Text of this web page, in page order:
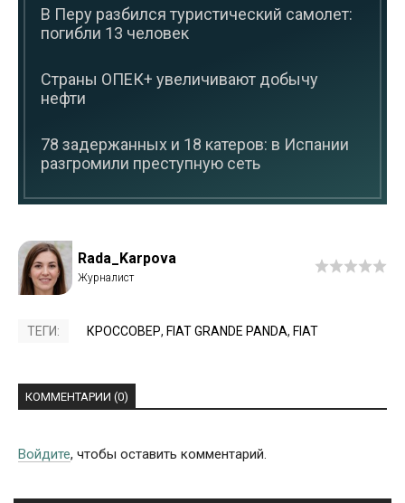
В Перу разбился туристический самолет:
погибли 13 человек
Страны ОПЕК+ увеличивают добычу
нефти
78 задержанных и 18 катеров: в Испании
разгромили преступную сеть
Rada_Karpova
ТЕГИ: КРОССОВЕР, FIAT GRANDE PANDA, FIAT
КОММЕНТАРИИ (0)
Войдите, чтобы оставить комментарий.